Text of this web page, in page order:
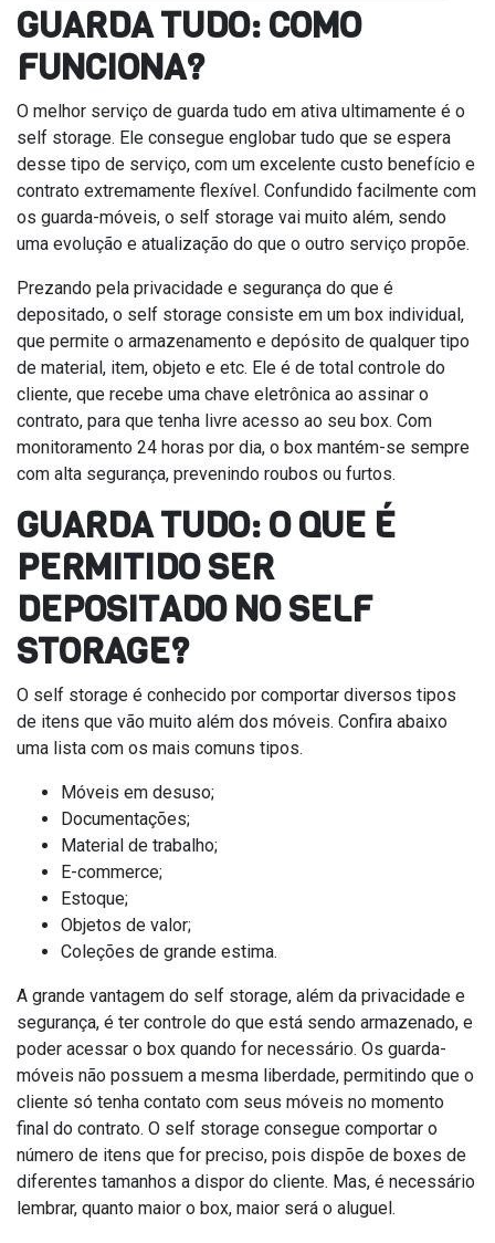
GUARDA TUDO: COMO
FUNCIONA?
O melhor serviço de guarda tudo em ativa ultimamente é o
self storage. Ele consegue englobar tudo que se espera
desse tipo de serviço, com um excelente custo benefício e
contrato extremamente flexível. Confundido facilmente com
os guarda-móveis, o self storage vai muito além, sendo
uma evolução e atualização do que o outro serviço propõe.
Prezando pela privacidade e segurança do que é
depositado, o self storage consiste em um box individual,
que permite o armazenamento e depósito de qualquer tipo
de material, item, objeto e etc. Ele é de total controle do
cliente, que recebe uma chave eletrônica ao assinar o
contrato, para que tenha livre acesso ao seu box. Com
monitoramento 24 horas por dia, o box mantém-se sempre
com alta segurança, prevenindo roubos ou furtos.
GUARDA TUDO: O QUE É
PERMITIDO SER
DEPOSITADO NO SELF
STORAGE?
O self storage é conhecido por comportar diversos tipos
de itens que vão muito além dos móveis. Confira abaixo
uma lista com os mais comuns tipos.
Móveis em desuso;
Documentações;
Material de trabalho;
E-commerce;
Estoque;
Objetos de valor;
Coleções de grande estima.
A grande vantagem do self storage, além da privacidade e
segurança, é ter controle do que está sendo armazenado, e
poder acessar o box quando for necessário. Os guarda-
móveis não possuem a mesma liberdade, permitindo que o
cliente só tenha contato com seus móveis no momento
final do contrato. O self storage consegue comportar o
número de itens que for preciso, pois dispõe de boxes de
diferentes tamanhos a dispor do cliente. Mas, é necessário
lembrar, quanto maior o box, maior será o aluguel.